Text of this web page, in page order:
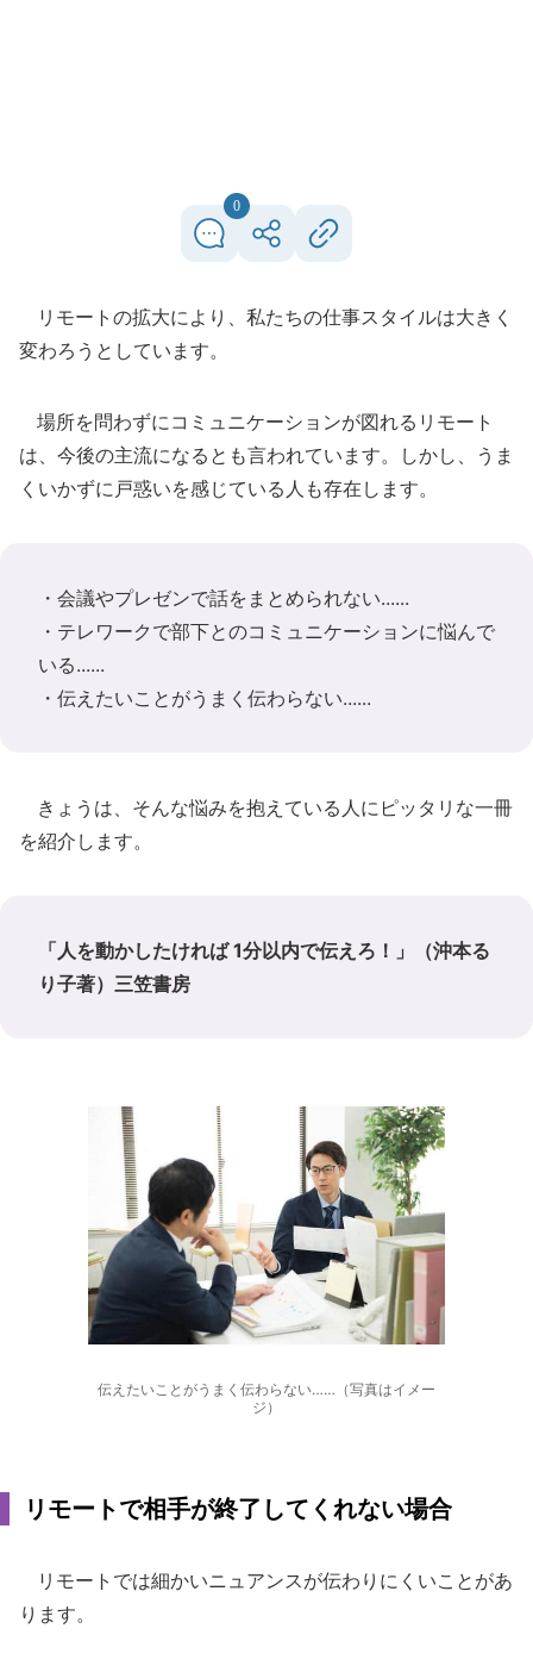
0
リモートの拡大により、私たちの仕事スタイルは大きく
変わろうとしています。
場所を問わずにコミュニケーションが図れるリモート
は、今後の主流になるとも言われています。しかし、うま
くいかずに戸惑いを感じている人も存在します。
・会議やプレゼンで話をまとめられない......
・テレワークで部下とのコミュニケーションに悩んで
いる......
・伝えたいことがうまく伝わらない......
きょうは、そんな悩みを抱えている人にピッタリな一冊
を紹介します。
「人を動かしたければ 1分以内で伝えろ！」（沖本る
り子著）三笠書房
伝えたいことがうまく伝わらない……（写真はイメー
ジ）
リモートで相手が終了してくれない場合
リモートでは細かいニュアンスが伝わりにくいことがあ
ります。